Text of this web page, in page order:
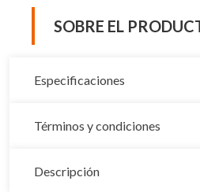
SOBRE EL
Especificaciones
Términos y condiciones
Descripción